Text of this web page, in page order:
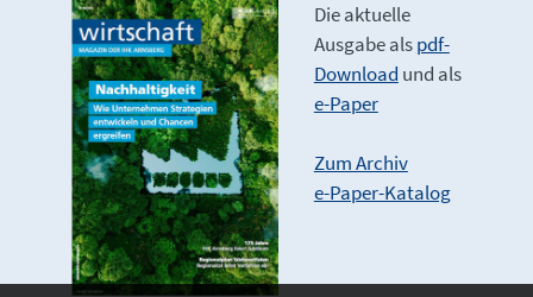
Die aktuelle
Ausgabe alspdf-
Download und als
e-Paper
Zum Archiv
e-Paper-Katalog